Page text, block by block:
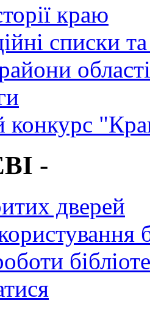
краю
списки
області
конкурс
-
дверей